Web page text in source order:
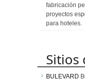
fabricación
proyectos
para hoteles.
Sitios
BULEVARD